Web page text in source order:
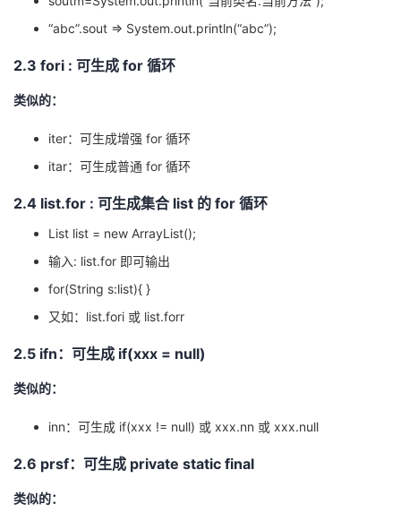
“abc”.sout => System.out.println(“abc”);
2.3 fori : 可生成 for 循环
类似的：
iter：可生成增强 for 循环
itar：可生成普通 for 循环
2.4 list.for : 可生成集合 list 的 for 循环
List list = new ArrayList();
输入: list.for 即可输出
for(String s:list){ }
又如：list.fori 或 list.forr
2.5 ifn：可生成 if(xxx = null)
类似的：
inn：可生成 if(xxx != null) 或 xxx.nn 或 xxx.null
2.6 prsf：可生成 private static final
类似的：